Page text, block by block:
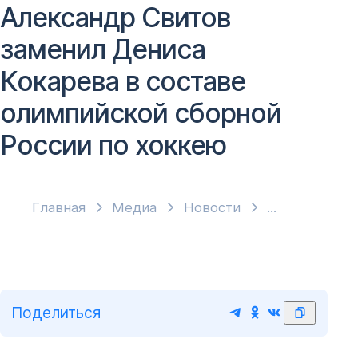
Главная Медиа Новости
Александр Свитов
заменил Дениса
Кокарева в составе
олимпийской сборной
России по хоккею
Поделиться